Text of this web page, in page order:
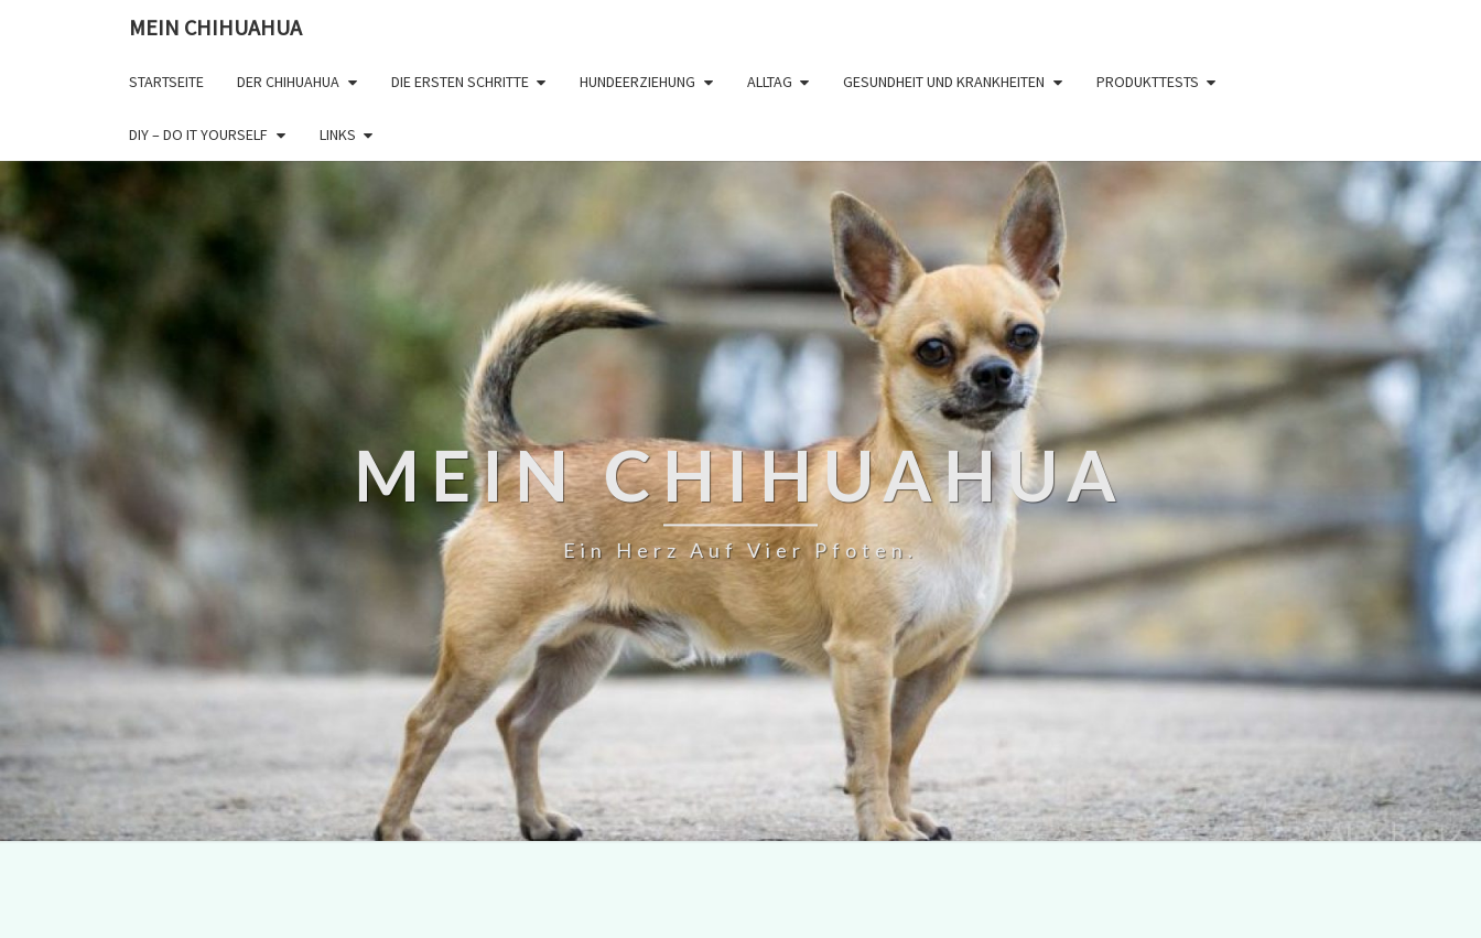
MEIN CHIHUAHUA
STARTSEITE DER CHIHUAHUA DIE ERSTEN SCHRITTE HUNDEERZIEHUNG ALLTAG GESUNDHEIT UND KRANKHEITEN PRODUKTTESTS
DIY – DO IT YOURSELF LINKS
MEIN CHIHUAHUA
Ein Herz Auf Vier Pfoten.